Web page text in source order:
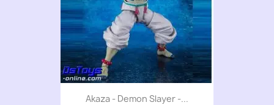
Akaza - Demon Slayer -...